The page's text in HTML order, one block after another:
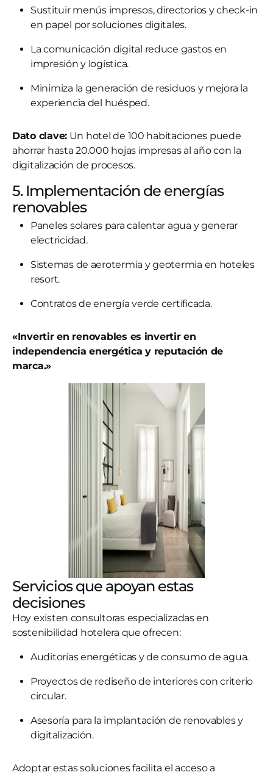
Sustituir menús impresos, directorios y check-in
en papel por soluciones digitales.
La comunicación digital reduce gastos en
impresión y logística.
Minimiza la generación de residuos y mejora la
experiencia del huésped.
Dato clave: Un hotel de 100 habitaciones puede
ahorrar hasta 20.000 hojas impresas al año con la
digitalización de procesos.
5. Implementación de energías
renovables
Paneles solares para calentar agua y generar
electricidad.
Sistemas de aerotermia y geotermia en hoteles
resort.
Contratos de energía verde certificada.
«Invertir en renovables es invertir en
independencia energética y reputación de
marca.»
Servicios que apoyan estas
decisiones
Hoy existen consultoras especializadas en
sostenibilidad hotelera que ofrecen:
Auditorías energéticas y de consumo de agua.
Proyectos de rediseño de interiores con criterio
circular.
Asesoría para la implantación de renovables y
digitalización.
Adoptar estas soluciones facilita el acceso a